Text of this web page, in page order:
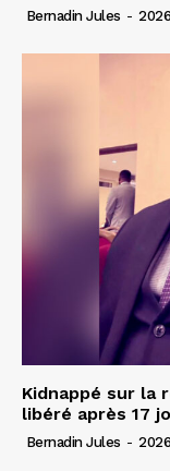
Bernadin Jules -
Kidnappé sur la
libéré après 17
Bernadin Jules -